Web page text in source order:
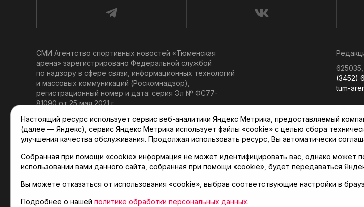
СМИ Агентство спортивных новостей «Тюменская
арена» зарегистрировано Федеральной службой
по надзору в сфере связи, информационных технологий
и массовых коммуникаций (Роскомнадзор),
регистрационный номер и дата: серия Эл № ФС77-
81090 от 25 мая 2021 г.
Главный редактор: Мартынов В. В.
При использовании материалов ссылка обязательна.
Политика конфиденциальности
(3452)
tum-
Отдел
(3452)
© 2001-2026 Агентство спортивных новостей «Тюменская арена»
Карта сайта
Настоящий ресурс использует сервис веб-аналитики Яндекс Метрика, предоставляемый
(далее — Яндекс), сервис Яндекс Метрика использует файлы «cookie» с целью сбора
улучшения качества обслуживания. Продолжая использовать ресурс, Вы автоматически
Собранная при помощи «cookie» информация не может идентифицировать вас, однако может
использовании вами данного сайта, собранная при помощи «cookie», будет передаваться
Вы можете отказаться от использования «cookie», выбрав соответствующие настройки в
Подробнее о нашей политике обработки персональных данных.